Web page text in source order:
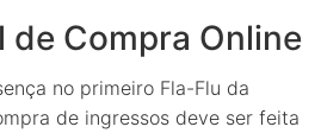
de Compra Online
no primeiro Fla-Flu da
de ingressos deve ser feita